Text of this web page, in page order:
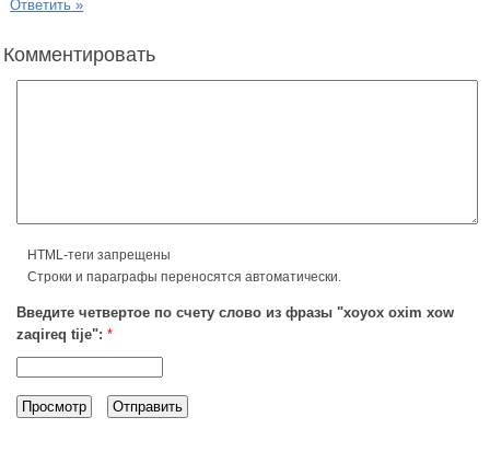
Ответить »
Комментировать
HTML-теги запрещены
Строки и параграфы переносятся автоматически.
Введите четвертое по счету слово из фразы "xoyox oxim xow
zaqireq tije": *